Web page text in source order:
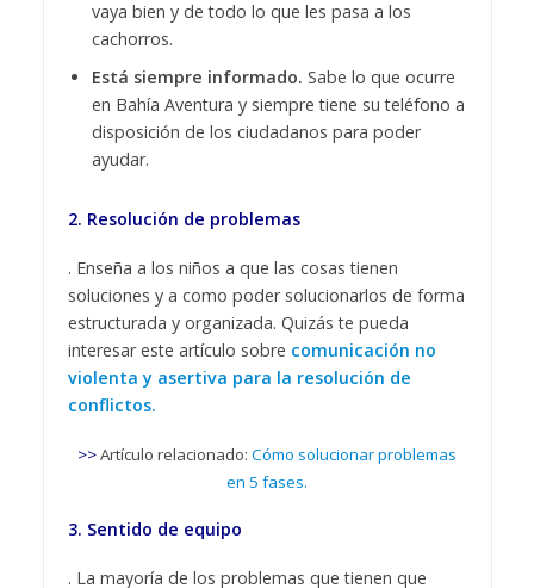
vaya bien y de todo lo que les pasa a los
cachorros.
Está siempre informado. Sabe lo que ocurre
en Bahía Aventura y siempre tiene su teléfono a
disposición de los ciudadanos para poder
ayudar.
2. Resolución de problemas
. Enseña a los niños a que las cosas tienen
soluciones y a como poder solucionarlos de forma
estructurada y organizada. Quizás te pueda
interesar este artículo sobre comunicación no
violenta y asertiva para la resolución de
conflictos.
>>Artículo relacionado: Cómo solucionar problemas
en 5 fases.
3. Sentido de equipo
. La mayoría de los problemas que tienen que